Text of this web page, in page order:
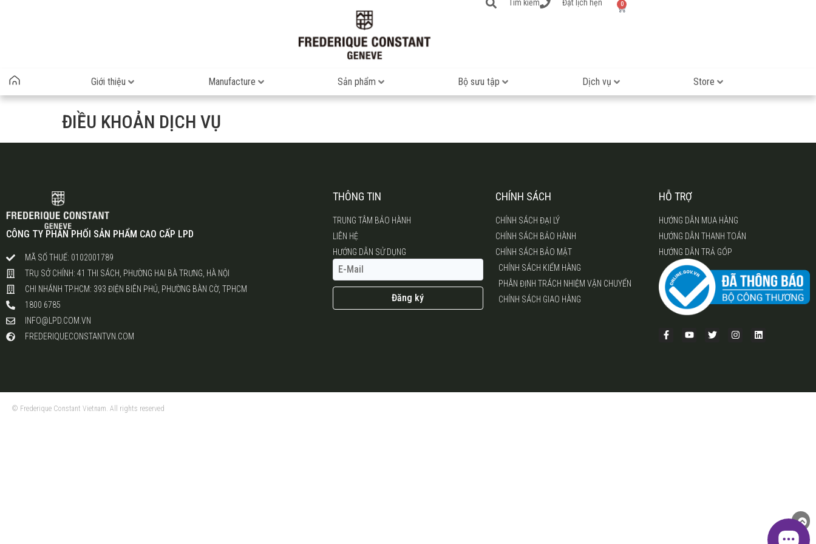
Tìm kiếm Đặt lịch hẹn 0
Giới thiệu Manufacture Sản phẩm Bộ sưu tập Dịch vụ Store
ĐIỀU KHOẢN DỊCH VỤ
CÔNG TY PHÂN PHỐI SẢN PHẨM CAO CẤP LPD
MÃ SỐ THUẾ: 0102001789
TRỤ SỞ CHÍNH: 41 THI SÁCH, PHƯỜNG HAI BÀ TRƯNG, HÀ NỘI
CHI NHÁNH TP.HCM: 393 ĐIỆN BIÊN PHỦ, PHƯỜNG BÀN CỜ, TPHCM
1800 6785
INFO@LPD.COM.VN
FREDERIQUECONSTANTVN.COM
THÔNG TIN
TRUNG TÂM BẢO HÀNH
LIÊN HỆ
HƯỚNG DẪN SỬ DỤNG
Đăng ký
CHÍNH SÁCH
CHÍNH SÁCH ĐẠI LÝ
CHÍNH SÁCH BẢO HÀNH
CHÍNH SÁCH BẢO MẬT
CHÍNH SÁCH KIỂM HÀNG
PHÂN ĐỊNH TRÁCH NHIỆM VẬN CHUYỂN
CHÍNH SÁCH GIAO HÀNG
HỖ TRỢ
HƯỚNG DẪN MUA HÀNG
HƯỚNG DẪN THANH TOÁN
HƯỚNG DẪN TRẢ GÓP
© Frederique Constant Vietnam. All rights reserved